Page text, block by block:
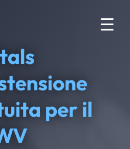
☰
per il